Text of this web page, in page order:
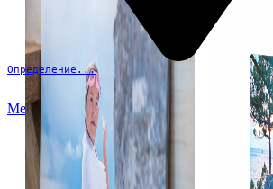
Определение...
Меню